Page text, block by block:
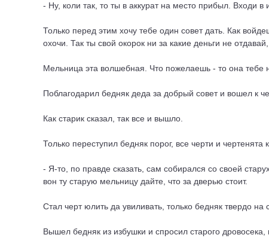
- Ну, коли так, то ты в аккурат на место прибыл. Входи в
Только перед этим хочу тебе один совет дать. Как
охочи. Так ты свой окорок ни за какие деньги не
Мельница эта волшебная. Что пожелаешь - то она тебе
Поблагодарил бедняк деда за добрый совет и вошел к
Как старик сказал, так все и вышло.
Только переступил бедняк порог, все черти и
- Я-то, по правде сказать, сам собирался со своей
вон ту старую мельницу дайте, что за дверью стоит.
Стал черт юлить да увиливать, только бедняк твердо
Вышел бедняк из избушки и спросил старого